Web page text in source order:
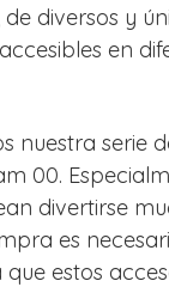
de diversos y
en
nuestra serie
00.
divertirse
es
estos